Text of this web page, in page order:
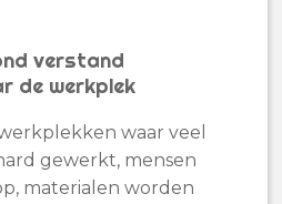
verstand
de werkplek
waar veel
gewerkt, mensen
materialen worden